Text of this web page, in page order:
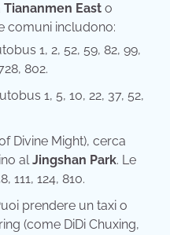
Tiananmen East o
comuni includono:
1, 2, 52, 59, 82, 99,
802.
1, 5, 10, 22, 37, 52,
Divine Might), cerca
alJingshan Park. Le
111, 124, 810.
prendere un taxi o
(come DiDi Chuxing,